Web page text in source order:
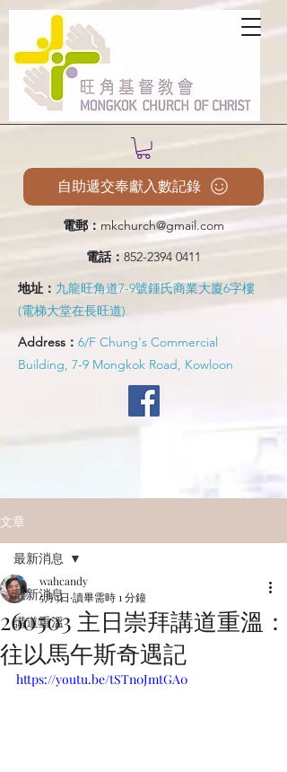
電郵： mkchurch@gmail.com
電話： 852-2394 0411
地址： 九龍旺角道7-9號鍾氏商業大廈6字樓
(電梯大堂在長旺道)
Address： 6/F Chung's Commercial
Building, 7-9 Mongkok Road, Kowloon
自助遞交奉獻入數記錄
文章
最新消息
講道重溫
最新消息
260503 主日崇拜講道重溫：
往以馬午斯奇遇記
wahcandy
5月3日 讀畢需時 1 分鐘
https://youtu.be/tSTn0JmtGA0